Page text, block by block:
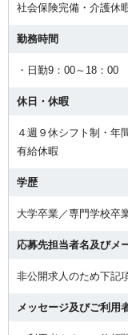
社会保険完備・介護休
勤務時間
・日勤9：00～18：00
休日・休暇
４週９休シフト制・年
有給休暇
学歴
大学卒業／専門学校卒
応募先担当者名及びメ
非公開求人のため下記
メッセージ及びご利用